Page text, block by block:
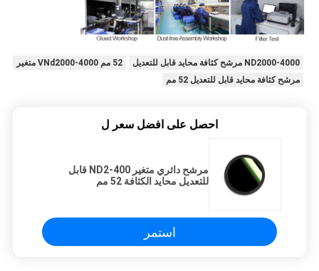
ND2000-4000 مرشح كثافة محايد قابل للتعديل
52 مم VNd2000-4000 متغير
مرشح كثافة محايد قابل للتعديل 52 مم
احصل على افضل سعر ل
مرشح دائري متغير ND2-400 قابل
للتعديل محايد الكثافة 52 مم
استمر